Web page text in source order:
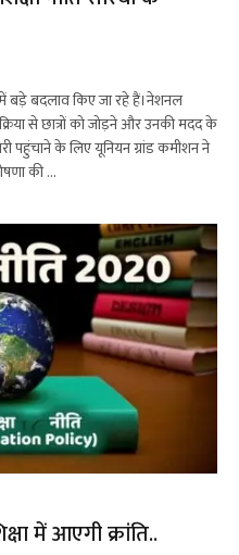
में बड़े बदलाव किए जा रहे हैं।नेशनल
से छात्रों को जोड़ने और उनकी मदद के
पहुंचाने के लिए यूनियन ग्रांड कमीशन ने
की …
में आएगी क्रांति..